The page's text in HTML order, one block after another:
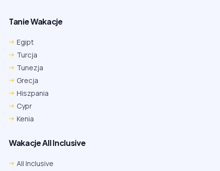
Tanie Wakacje
Egipt
Turcja
Tunezja
Grecja
Hiszpania
Cypr
Kenia
Wakacje All Inclusive
All Inclusive